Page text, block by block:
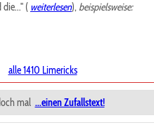
( weiterlesen),beispielsweise:
alle 1410 Limericks
mal ...einen Zufallstext!